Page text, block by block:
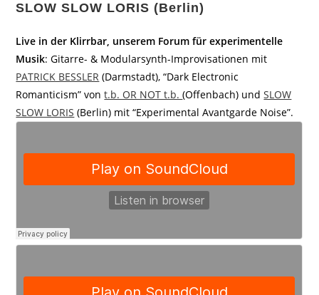
SLOW SLOW LORIS (Berlin)
Live in der Klirrbar, unserem Forum für experimentelle
Musik: Gitarre- & Modularsynth-Improvisationen mit
PATRICK BESSLER (Darmstadt), “Dark Electronic
Romanticism” vont.b. OR NOT t.b.(Offenbach) undSLOW
SLOW LORIS (Berlin) mit “Experimental Avantgarde Noise”.